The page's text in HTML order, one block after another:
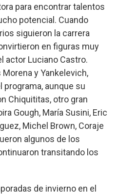
para encontrar talentos
potencial. Cuando
siguieron la carrera
en figuras muy
actor Luciano Castro.
Morena y Yankelevich,
aunque su
Chiquititas, otro gran
Gough, María Susini, Eric
Michel Brown, Coraje
algunos de los
transitando los
de invierno en el